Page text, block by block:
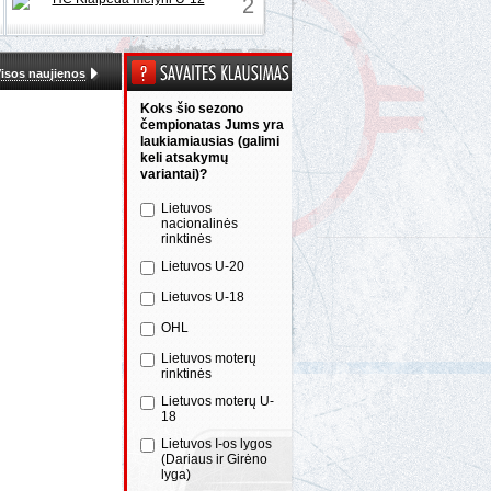
2
naujienos
Koks šio sezono
čempionatas Jums yra
laukiamiausias (galimi
keli atsakymų
variantai)?
Lietuvos
nacionalinės
rinktinės
Lietuvos U-20
Lietuvos U-18
OHL
Lietuvos moterų
rinktinės
Lietuvos moterų U-
18
Lietuvos I-os lygos
(Dariaus ir Girėno
lyga)